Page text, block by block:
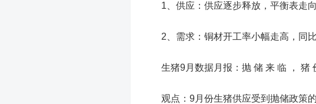
1、供应：供应逐步释放，平衡表走
2、需求：铜材开工率小幅走高，同
生猪9月数据月报：抛 储 来 临 ， 猪
观点：9月份生猪供应受到抛储政策的